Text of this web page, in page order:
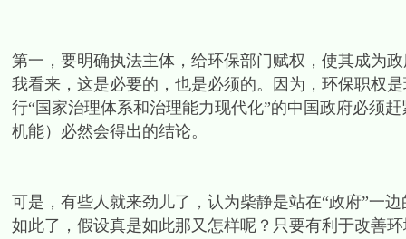
第一，要明确执法主体，给环保部门赋权，使其成为
我看来，这是必要的，也是必须的。因为，环保职权
行“国家治理体系和治理能力现代化”的中国政府必须
机能）必然会得出的结论。
可是，有些人就来劲儿了，认为柴静是站在“政府”一
如此了，假设真是如此那又怎样呢？只要有利于改善